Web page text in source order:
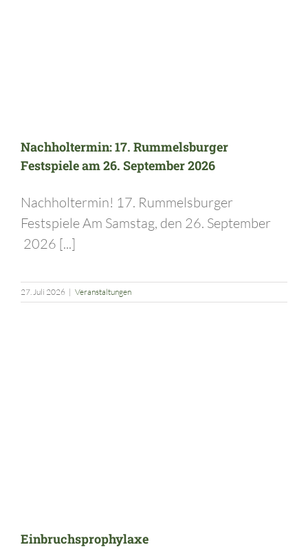
Nachholtermin: 17. Rummelsburger
Festspiele am 26. September 2026
Nachholtermin! 17. Rummelsburger
Festspiele Am Samstag, den 26. September
2026 [...]
27. Juli 2026 | Veranstaltungen
Einbruchsprophylaxe